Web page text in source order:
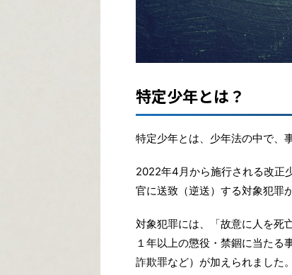
特定少年とは？
特定少年とは、少年法の中で、
2022年4月から施行される改正
官に送致（逆送）する対象犯罪
対象犯罪には、「故意に人を死
１年以上の懲役・禁錮に当たる
詐欺罪など）が加えられました。